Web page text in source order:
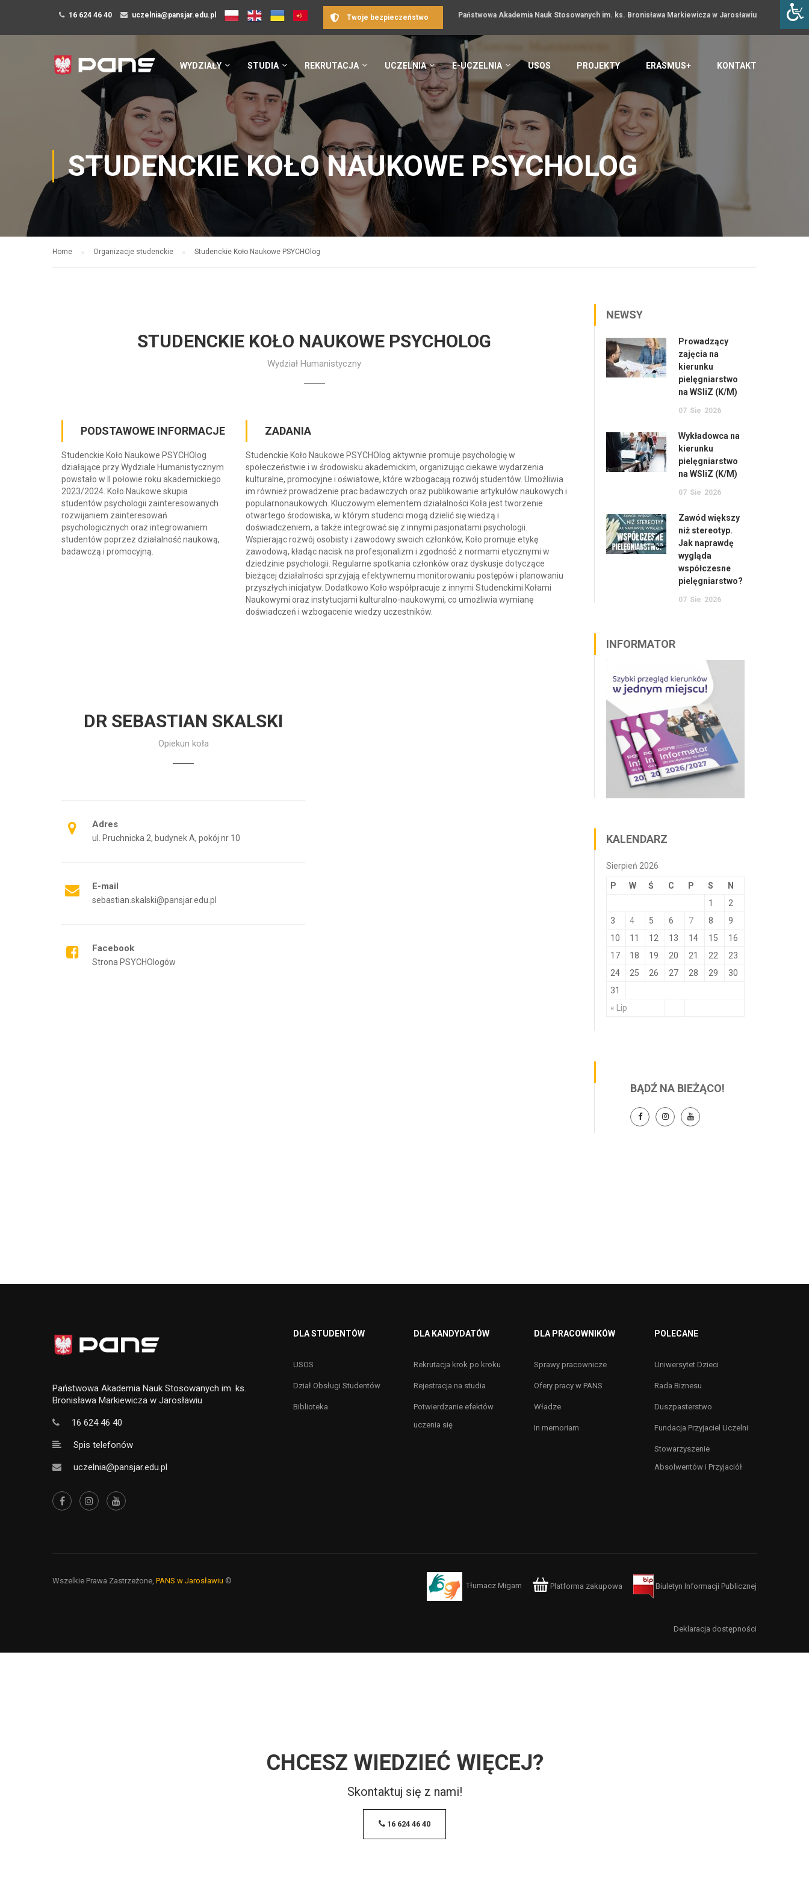
16 624 46 40 uczelnia@pansjar.edu.pl Państwowa Akademia Nauk Stosowanych im. ks. Bronisława Markiewicza w Jarosławiu
Twoje bezpieczeństwo
WYDZIAŁY STUDIA REKRUTACJA UCZELNIA E-UCZELNIA USOS PROJEKTY ERASMUS+ KONTAKT
STUDENCKIE KOŁO NAUKOWE PSYCHOLOG
Home Organizacje studenckie Studenckie Koło Naukowe PSYCHOlog
STUDENCKIE KOŁO NAUKOWE PSYCHOLOG
Wydział Humanistyczny
PODSTAWOWE INFORMACJE
Studenckie Koło Naukowe PSYCHOlog
działające przy Wydziale Humanistycznym
powstało w II połowie roku akademickiego
2023/2024. Koło Naukowe skupia
studentów psychologii zainteresowanych
rozwijaniem zainteresowań
psychologicznych oraz integrowaniem
studentów poprzez działalność naukową,
badawczą i promocyjną.
ZADANIA
Studenckie Koło Naukowe PSYCHOlog aktywnie promuje psychologię w
społeczeństwie i w środowisku akademickim, organizując ciekawe wydarzenia
kulturalne, promocyjne i oświatowe, które wzbogacają rozwój studentów. Umożliwia
im również prowadzenie prac badawczych oraz publikowanie artykułów naukowych i
popularnonaukowych. Kluczowym elementem działalności Koła jest tworzenie
otwartego środowiska, w którym studenci mogą dzielić się wiedzą i
doświadczeniem, a także integrować się z innymi pasjonatami psychologii.
Wspierając rozwój osobisty i zawodowy swoich członków, Koło promuje etykę
zawodową, kładąc nacisk na profesjonalizm i zgodność z normami etycznymi w
dziedzinie psychologii. Regularne spotkania członków oraz dyskusje dotyczące
bieżącej działalności sprzyjają efektywnemu monitorowaniu postępów i planowaniu
przyszłych inicjatyw. Dodatkowo Koło współpracuje z innymi Studenckimi Kołami
Naukowymi oraz instytucjami kulturalno-naukowymi, co umożliwia wymianę
doświadczeń i wzbogacenie wiedzy uczestników.
DR SEBASTIAN SKALSKI
Opiekun koła
Adres
ul. Pruchnicka 2, budynek A, pokój nr 10
E-mail
sebastian.skalski@pansjar.edu.pl
Facebook
Strona PSYCHOlogów
NEWSY
Prowadzący
zajęcia na
kierunku
pielęgniarstwo
na WSIiZ (K/M)
07 Sie 2026
Wykładowca na
kierunku
pielęgniarstwo
na WSIiZ (K/M)
07 Sie 2026
Zawód większy
niż stereotyp.
Jak naprawdę
wygląda
współczesne
pielęgniarstwo?
07 Sie 2026
INFORMATOR
KALENDARZ
Sierpień 2026
P W Ś C P S N
« Lip
1
2
3
4 5 6 7 8
9
10
11 12 13 14 15
16
17
18 19 20 21 22
23
24
25 26 27 28 29
30
31
BĄDŹ NA BIEŻĄCO!
Państwowa Akademia Nauk Stosowanych im. ks.
Bronisława Markiewicza w Jarosławiu
16 624 46 40
Spis telefonów
uczelnia@pansjar.edu.pl
DLA STUDENTÓW
USOS
Dział Obsługi Studentów
Biblioteka
DLA KANDYDATÓW
Rekrutacja krok po kroku
Rejestracja na studia
Potwierdzanie efektów
uczenia się
DLA PRACOWNIKÓW
Sprawy pracownicze
Ofery pracy w PANS
Władze
In memoriam
POLECANE
Uniwersytet Dzieci
Rada Biznesu
Duszpasterstwo
Fundacja Przyjaciel Uczelni
Stowarzyszenie
Absolwentów i Przyjaciół
Wszelkie Prawa Zastrzeżone, PANS w Jarosławiu ©
Tłumacz Migam Platforma zakupowa Biuletyn Informacji Publicznej
Deklaracja dostępności
CHCESZ WIEDZIEĆ WIĘCEJ?
Skontaktuj się z nami!
16 624 46 40